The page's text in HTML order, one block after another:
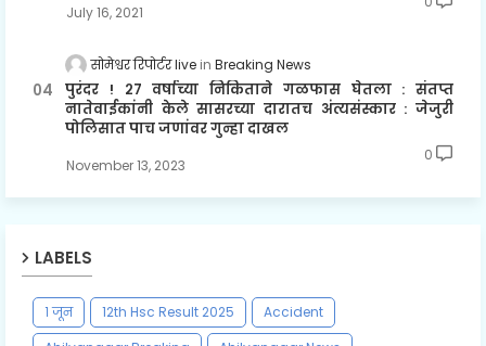
July 16, 2021
सोमेश्वर रिपोर्टर live Breaking News
पुरंदर ! २७ वर्षाच्या निकिताने गळफास घेतला : संतप्त
नातेवाईकांनी केले सासरच्या दारातच अंत्यसंस्कार : जेजुरी
पोलिसात पाच जणांवर गुन्हा दाखल
November 13, 2023
0
LABELS
१ जून 12th Hsc Result 2025
Accident